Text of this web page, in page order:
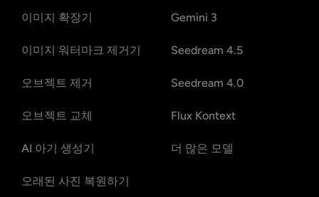
이미지 확장기
이미지 워터마크 제거기
오브젝트 제거
오브젝트 교체
AI 아기 생성기
오래된 사진 복원하기
Gemini 3
Seedream 4.5
Seedream 4.0
Flux Kontext
더 많은 모델